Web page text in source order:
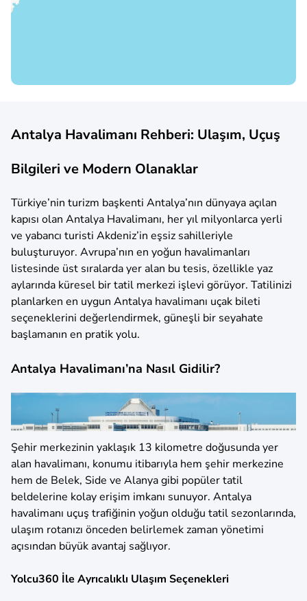
Antalya Havalimanı Rehberi: Ulaşım, Uçuş
Bilgileri ve Modern Olanaklar
Türkiye’nin turizm başkenti Antalya’nın dünyaya açılan
kapısı olan Antalya Havalimanı, her yıl milyonlarca yerli
ve yabancı turisti Akdeniz’in eşsiz sahilleriyle
buluşturuyor. Avrupa’nın en yoğun havalimanları
listesinde üst sıralarda yer alan bu tesis, özellikle yaz
aylarında küresel bir tatil merkezi işlevi görüyor. Tatilinizi
planlarken en uygun Antalya havalimanı uçak bileti
seçeneklerini değerlendirmek, güneşli bir seyahate
başlamanın en pratik yolu.
Antalya Havalimanı’na Nasıl Gidilir?
Şehir merkezinin yaklaşık 13 kilometre doğusunda yer
alan havalimanı, konumu itibarıyla hem şehir merkezine
hem de Belek, Side ve Alanya gibi popüler tatil
beldelerine kolay erişim imkanı sunuyor. Antalya
havalimanı uçuş trafiğinin yoğun olduğu tatil sezonlarında,
ulaşım rotanızı önceden belirlemek zaman yönetimi
açısından büyük avantaj sağlıyor.
Yolcu360 İle Ayrıcalıklı Ulaşım Seçenekleri